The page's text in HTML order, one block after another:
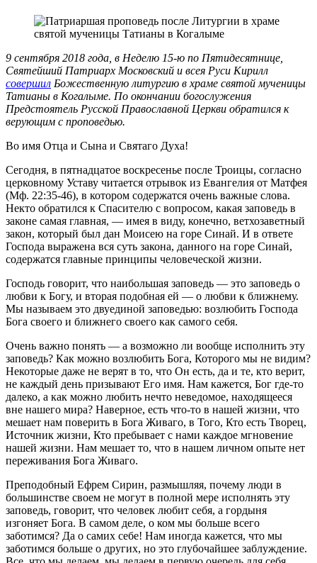
9 сентября 2018 года, в Неделю 15-ю по Пятидесятнице,
Святейший Патриарх Московский и всея Руси Кирилл
совершил Божественную литургию в храме святой мученицы
Татианы в Когалыме. По окончании богослужения
Предстоятель Русской Православной Церкви обратился к
верующим с проповедью.
Во имя Отца и Сына и Святаго Духа!
Сегодня, в пятнадцатое воскресенье после Троицы, согласно
церковному Уставу читается отрывок из Евангелия от Матфея
(Мф. 22:35-46), в котором содержатся очень важные слова.
Некто обратился к Спасителю с вопросом, какая заповедь в
законе самая главная, — имея в виду, конечно, ветхозаветный
закон, который был дан Моисею на горе Синай. И в ответе
Господа выражена вся суть закона, данного на горе Синай,
содержатся главные принципы человеческой жизни.
Господь говорит, что наибольшая заповедь — это заповедь о
любви к Богу, и вторая подобная ей — о любви к ближнему.
Мы называем это двуединой заповедью: возлюбить Господа
Бога своего и ближнего своего как самого себя.
Очень важно понять — а возможно ли вообще исполнить эту
заповедь? Как можно возлюбить Бога, Которого мы не видим?
Некоторые даже не верят в то, что Он есть, да и те, кто верит,
не каждый день призывают Его имя. Нам кажется, Бог где-то
далеко, а как можно любить нечто неведомое, находящееся
вне нашего мира? Наверное, есть что-то в нашей жизни, что
мешает нам поверить в Бога Живаго, в Того, Кто есть Творец,
Источник жизни, Кто пребывает с нами каждое мгновение
нашей жизни. Нам мешает то, что в нашем личном опыте нет
переживания Бога Живаго.
Преподобный Ефрем Сирин, размышляя, почему люди в
большинстве своем не могут в полной мере исполнять эту
заповедь, говорит, что человек любит себя, а гордыня
изгоняет Бога. В самом деле, о ком мы больше всего
заботимся? Да о самих себе! Нам иногда кажется, что мы
заботимся больше о других, но это глубочайшее заблуждение.